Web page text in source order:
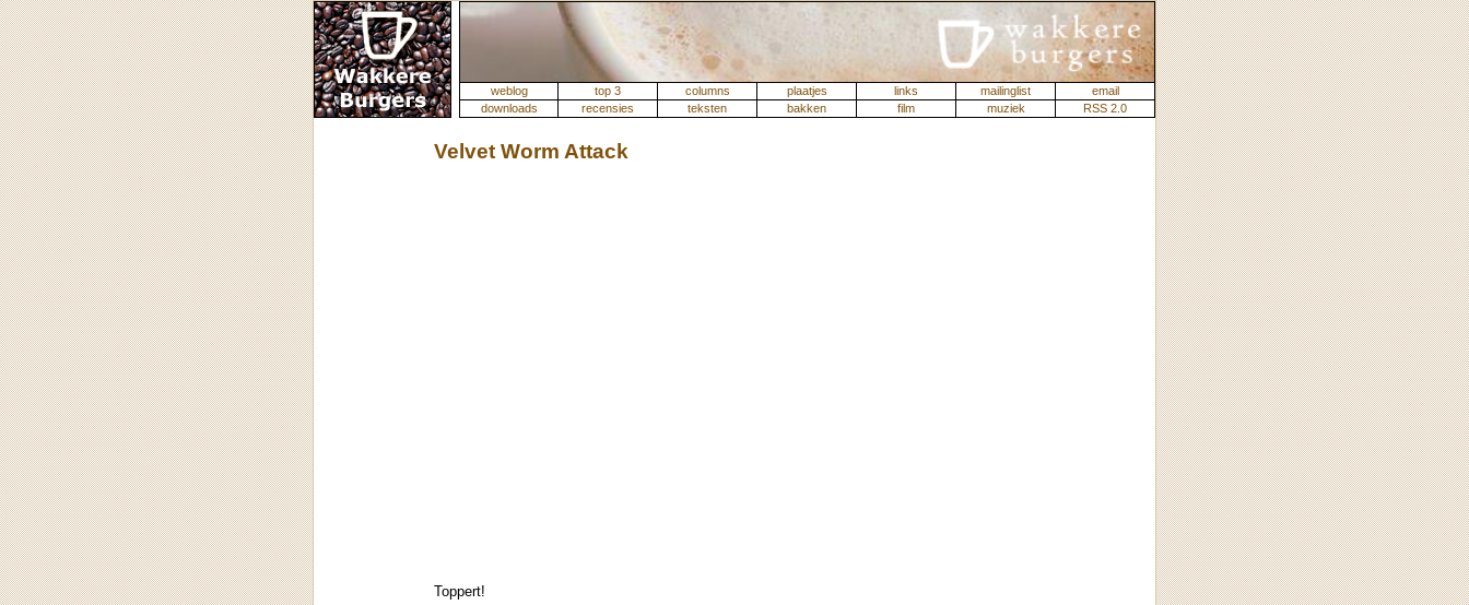
weblog top 3 columns plaatjes links mailinglist
email
downloads
recensies teksten bakken film muziek RSS 2.0
Velvet Worm Attack
Toppert!